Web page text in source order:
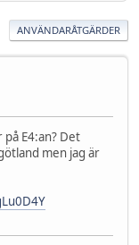
ANVÄNDARÅTGÄRDER
E4:an? Det
men jag är